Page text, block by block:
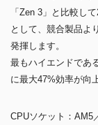
「Zen 3」と比較し
として、競合製品よ
発揮します。
最もハイエンドであ
に最大47%効率が向
CPUソケット：AM5